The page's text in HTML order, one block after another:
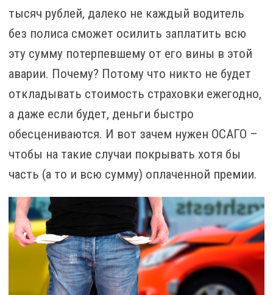
тысяч рублей, далеко не каждый водитель
без полиса сможет осилить заплатить всю
эту сумму потерпевшему от его вины в этой
аварии. Почему? Потому что никто не будет
откладывать стоимость страховки ежегодно,
а даже если будет, деньги быстро
обесцениваются. И вот зачем нужен ОСАГО –
чтобы на такие случаи покрывать хотя бы
часть (а то и всю сумму) оплаченной премии.